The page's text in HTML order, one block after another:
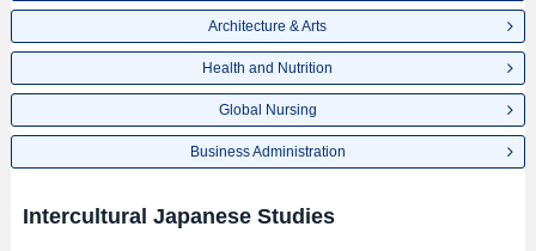
Architecture & Arts
Health and Nutrition
Global Nursing
Business Administration
Intercultural Japanese Studies